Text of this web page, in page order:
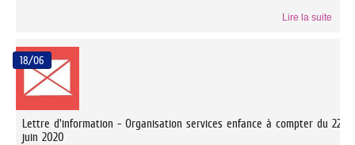
Lire la suite
18/06
Lettre d'information - Organisation services enfance à compter du 22
juin 2020